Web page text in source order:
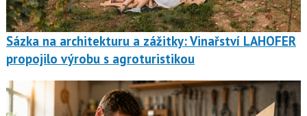
Sázka na architekturu a zážitky: Vinařství LAHOFER
propojilo výrobu s agroturistikou